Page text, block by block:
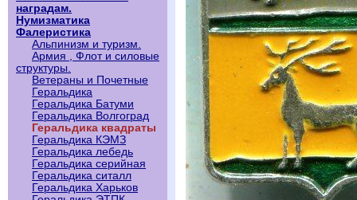
наградам.
Нумизматика
Фалеристика
Альпинизм и туризм.
Армия , Флот и силовые
структуры.
Ветераны и Почетные
Геральдика
Геральдика Батуми
Геральдика Волгоград
Геральдика квадраты
Геральдика КЭМЗ
Геральдика лебедь
Геральдика серийная
Геральдика ситалл
Геральдика Харьков